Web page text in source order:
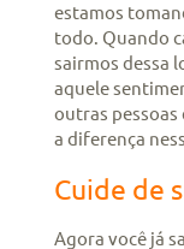
estamos
todo. Quando
sairmos dessa
aquele
outras pessoas
a diferença
Cuide de
Agora você já